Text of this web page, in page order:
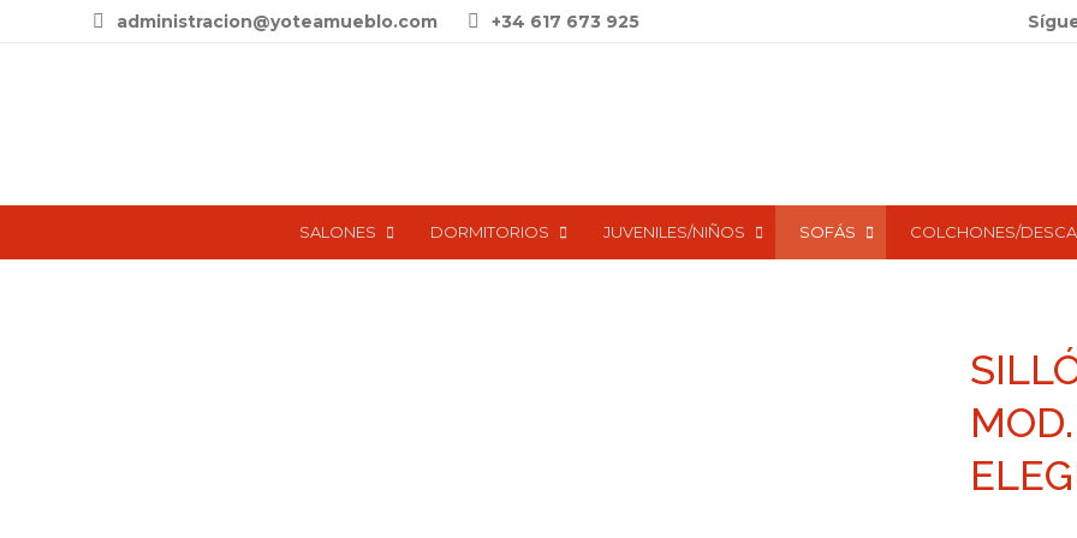
administracion@yoteamueblo.com +34 617 673 925
SALONES DORMITORIOS JUVENILES/NIÑOS SOFÁS COLCHONES/